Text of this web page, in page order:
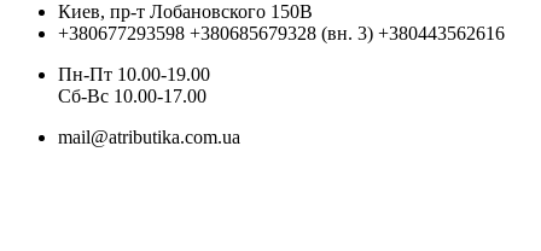
Киев, пр-т Лобановского 150В
+380677293598 +380685679328 (вн. 3) +380443562616
Пн-Пт 10.00-19.00
Cб-Вс 10.00-17.00
mail@atributika.com.ua